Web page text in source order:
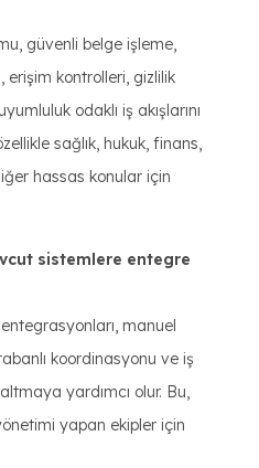
güvenli belge işleme,
erişim kontrolleri, gizlilik
odaklı iş akışlarını
sağlık, hukuk, finans,
hassas konular için
sistemlere entegre
manuel
koordinasyonu ve iş
yardımcı olur. Bu,
yapan ekipler için